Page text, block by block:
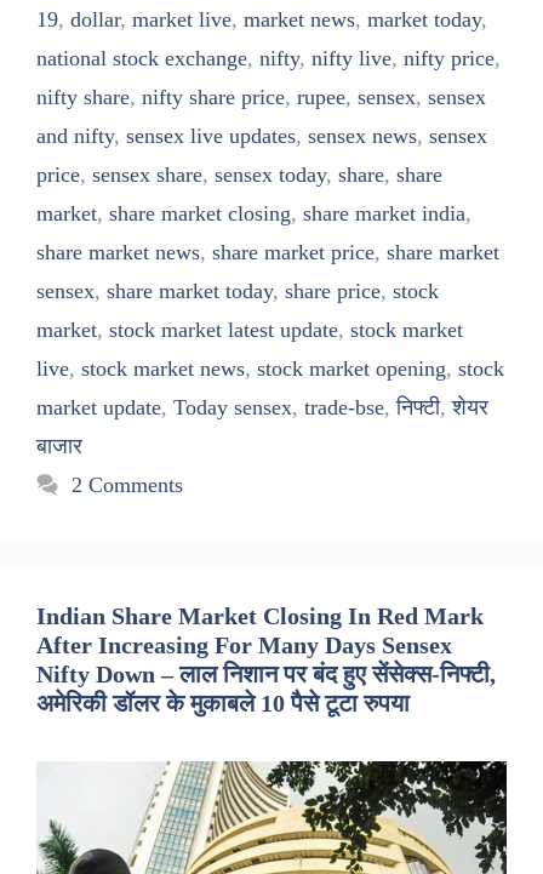
19, dollar, market live, market news, market today,
national stock exchange, nifty, nifty live, nifty price,
nifty share, nifty share price, rupee, sensex, sensex
and nifty, sensex live updates, sensex news, sensex
price, sensex share, sensex today, share, share
market, share market closing, share market india,
share market news, share market price, share market
sensex, share market today, share price, stock
market, stock market latest update, stock market
live, stock market news, stock market opening, stock
market update, Today sensex, trade-bse,निफ्टी,शेयर
बाजार
2 Comments
Indian Share Market Closing In Red Mark
After Increasing For Many Days Sensex
Nifty Down – लाल निशान पर बंद हुए सेंसेक्स-निफ्टी,
अमेरिकी डॉलर के मुकाबले 10 पैसे टूटा रुपया